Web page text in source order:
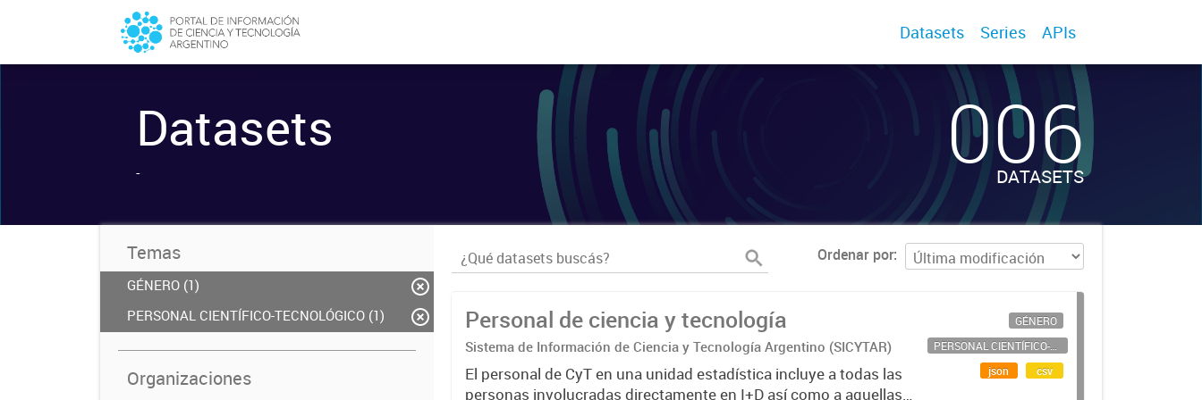
Datasets Series APIs
Datasets
- 006
DATASETS
Temas
GÉNERO (1)
PERSONAL CIENTÍFICO-TECNOLÓGICO (1)
Organizaciones
Ordenar por
Personal de ciencia y tecnología
Sistema de Información de Ciencia y Tecnología Argentino (SICYTAR)
El personal de CyT en una unidad estadística incluye a todas las
personas involucradas directamente en I+D así como a aquellas
GÉNERO
PERSONAL CIENTÍFICO-TECNOLÓGICO
json
csv